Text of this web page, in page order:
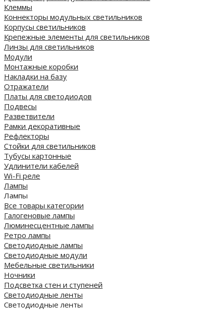
Клеммы
Коннекторы модульных светильников
Корпусы светильников
Крепежные элементы для светильников
Линзы для светильников
Модули
Монтажные коробки
Накладки на базу
Отражатели
Платы для светодиодов
Подвесы
Разветвители
Рамки декоративные
Рефлекторы
Стойки для светильников
Тубусы картонные
Удлинители кабелей
Wi-Fi реле
Лампы
Лампы
Все товары категории
Галогеновые лампы
Люминесцентные лампы
Ретро лампы
Светодиодные лампы
Светодиодные модули
Мебельные светильники
Ночники
Подсветка стен и ступеней
Светодиодные ленты
Светодиодные ленты